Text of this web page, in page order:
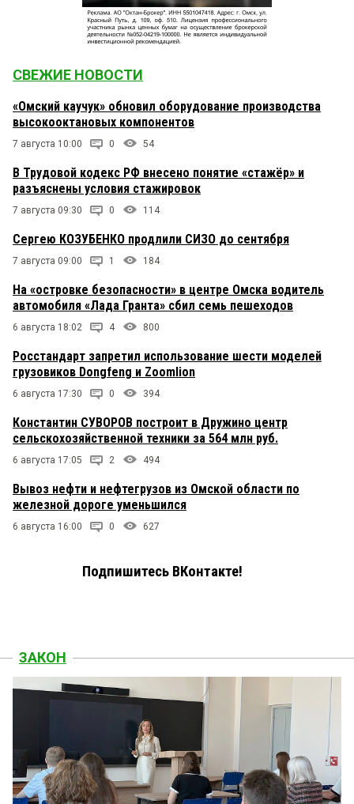
СВЕЖИЕ НОВОСТИ
«Омский каучук» обновил оборудование производства
высокооктановых компонентов
7 августа 10:00 0 54
В Трудовой кодекс РФ внесено понятие «стажёр» и
разъяснены условия стажировок
7 августа 09:30 0 114
Сергею КОЗУБЕНКО продлили СИЗО до сентября
7 августа 09:00 1 184
На «островке безопасности» в центре Омска водитель
автомобиля «Лада Гранта» сбил семь пешеходов
6 августа 18:02 4 800
Росстандарт запретил использование шести моделей
грузовиков Dongfeng и Zoomlion
6 августа 17:30 0 394
Константин СУВОРОВ построит в Дружино центр
сельскохозяйственной техники за 564 млн руб.
6 августа 17:05 2 494
Вывоз нефти и нефтегрузов из Омской области по
железной дороге уменьшился
6 августа 16:00 0 627
Подпишитесь ВКонтакте!
ЗАКОН